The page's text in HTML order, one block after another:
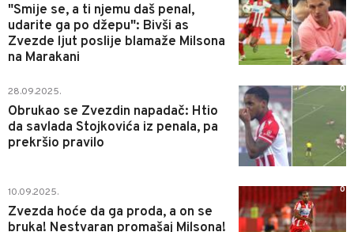
"Smije se, a ti njemu daš penal,
udarite ga po džepu": Bivši as
Zvezde ljut poslije blamaže Milsona
na Marakani
28.09.2025.
Obrukao se Zvezdin napadač: Htio
da savlada Stojkovića iz penala, pa
prekršio pravilo
0
10.09.2025.
Zvezda hoće da ga proda, a on se
bruka! Nestvaran promašaj Milsona!
0